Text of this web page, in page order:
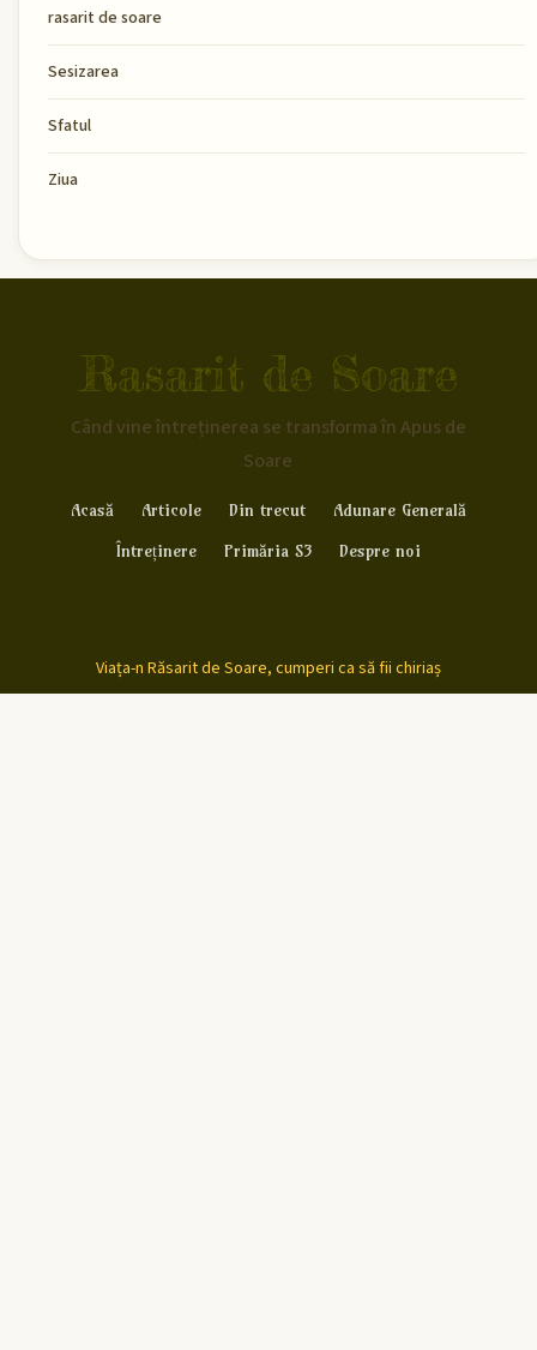
rasarit de soare
Sesizarea
Sfatul
Ziua
Rasarit de Soare
Când vine întreținerea se transforma în Apus de
Soare
Acasă Articole Din trecut
Adunare Generală
Întreținere
Primăria S3 Despre noi
Viața-n Răsarit de Soare, cumperi ca să fii chiriaș